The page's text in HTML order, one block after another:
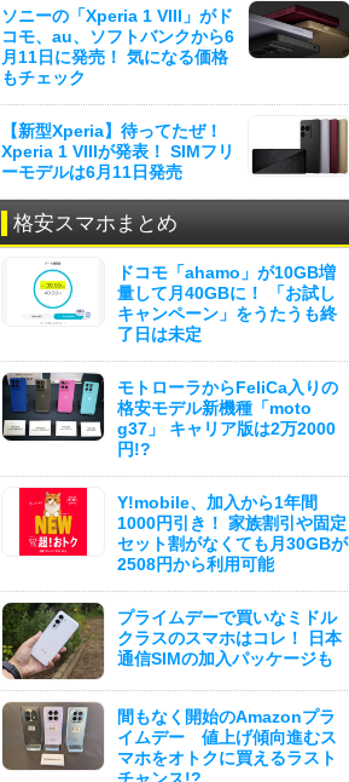
ソニーの「Xperia 1 VIII」がド
コモ、au、ソフトバンクから6
月11日に発売！ 気になる価格
もチェック
【新型Xperia】待ってたぜ！
Xperia 1 VIIIが発表！ SIMフリ
ーモデルは6月11日発売
格安スマホまとめ
ドコモ「ahamo」が10GB増
量して月40GBに！ 「お試し
キャンペーン」をうたうも終
了日は未定
モトローラからFeliCa入りの
格安モデル新機種「moto
g37」 キャリア版は2万2000
円!?
Y!mobile、加入から1年間
1000円引き！ 家族割引や固定
セット割がなくても月30GBが
2508円から利用可能
プライムデーで買いなミドル
クラスのスマホはコレ！ 日本
通信SIMの加入パッケージも
間もなく開始のAmazonプラ
イムデー 値上げ傾向進むス
マホをオトクに買えるラスト